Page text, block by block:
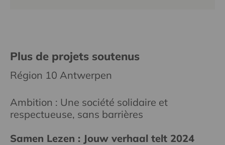
Plus de projets soutenus
Région 10 Antwerpen
Ambition : Une société solidaire et
respectueuse, sans barrières
Samen Lezen : Jouw verhaal telt 2024